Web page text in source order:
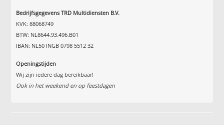
Bedrijfsgegevens TRD Multidiensten B.V.
KVK: 88068749
BTW: NL8644.93.496.B01
IBAN: NL50 INGB 0798 5512 32
Openingstijden
Wij zijn iedere dag bereikbaar!
Ook in het weekend en op feestdagen